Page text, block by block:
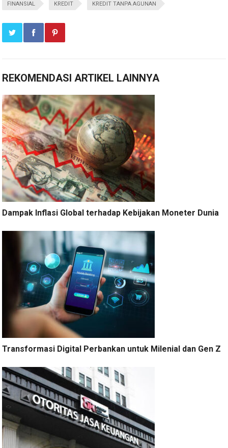
FINANSIAL KREDIT KREDIT TANPA AGUNAN
REKOMENDASI ARTIKEL LAINNYA
Dampak Inflasi Global terhadap Kebijakan Moneter Dunia
Transformasi Digital Perbankan untuk Milenial dan Gen Z